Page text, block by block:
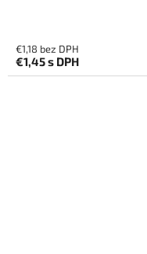
€1,18 bez DPH
€1,45s DPH